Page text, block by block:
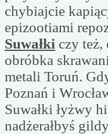
chybiajcie
epizootiami
Suwałki czy też,
obróbka
metali Toruń.
Poznań i
Suwałki łyżwy
nadżerałbyś